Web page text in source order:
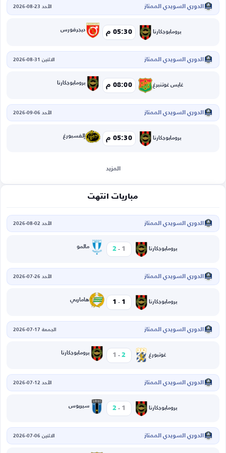
الدوري السويدي الممتاز الأحد 23-08-2026
برومابوجكارنا 05:30 م ديجرفورس
الدوري السويدي الممتاز الاثنين 31-08-2026
غايس غوتنبرغ 08:00 م برومابوجكارنا
الدوري السويدي الممتاز الأحد 06-09-2026
برومابوجكارنا 05:30 م إلفسبورغ
المزيد
مباريات انتهت
الدوري السويدي الممتاز الأحد 02-08-2026
برومابوجكارنا 1
-
2 مالمو
الدوري السويدي الممتاز الأحد 26-07-2026
برومابوجكارنا 1
-
1 هاماربي
الدوري السويدي الممتاز الجمعة 17-07-2026
غوتبورغ 2
-
1 برومابوجكارنا
الدوري السويدي الممتاز الأحد 12-07-2026
برومابوجكارنا 1
-
2 سيريوس
الدوري السويدي الممتاز الاثنين 06-07-2026